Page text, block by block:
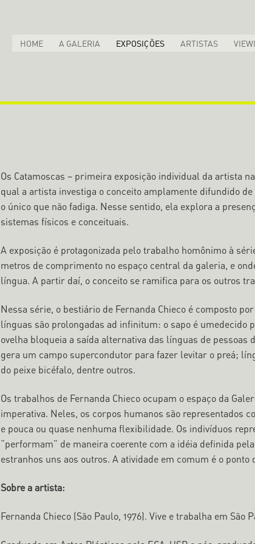
HOME A GALERIA EXPOSIÇÕES ARTISTAS
Os Catamoscas – primeira exposição individual da artista
qual a artista investiga o conceito amplamente difundido
o único que não fadiga. Nesse sentido, ela explora a
sistemas físicos e conceituais.
A exposição é protagonizada pelo trabalho homônimo à
metros de comprimento no espaço central da galeria, e
língua. A partir daí, o conceito se ramifica para os outros
Nessa série, o bestiário de Fernanda Chieco é composto
línguas são prolongadas ad infinitum: o sapo é umedecido
ovelha bloqueia a saída alternativa das línguas de
gera um campo supercondutor para fazer levitar o preá;
do peixe bicéfalo, dentre outros.
Os trabalhos de Fernanda Chieco ocupam o espaço da
imperativa. Neles, os corpos humanos são representados
e pouca ou quase nenhuma flexibilidade. Os indivíduos
“performam” de maneira coerente com a idéia definida
estranhos uns aos outros. A atividade em comum é o ponto
Sobre a artista:
Fernanda Chieco (São Paulo, 1976). Vive e trabalha em São